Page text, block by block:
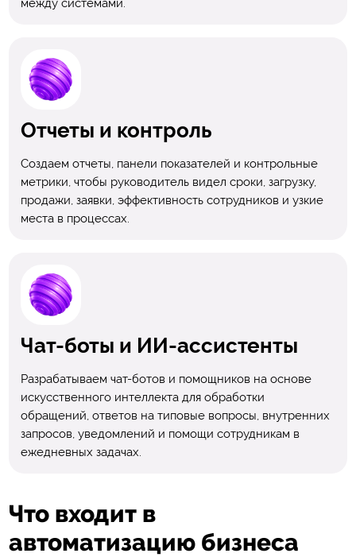
между системами.
Отчеты и контроль
Создаем отчеты, панели показателей и контрольные
метрики, чтобы руководитель видел сроки, загрузку,
продажи, заявки, эффективность сотрудников и узкие
места в процессах.
Чат-боты и ИИ-ассистенты
Разрабатываем чат-ботов и помощников на основе
искусственного интеллекта для обработки
обращений, ответов на типовые вопросы, внутренних
запросов, уведомлений и помощи сотрудникам в
ежедневных задачах.
Что входит в
автоматизацию бизнеса